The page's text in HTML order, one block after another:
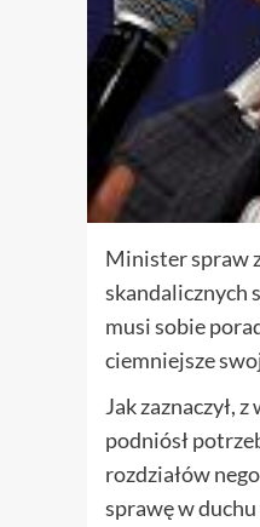
Minister spraw
skandalicznych
musi sobie
ciemniejsze
Jak zaznaczył,
podniósł
rozdziałów
sprawę w duchu